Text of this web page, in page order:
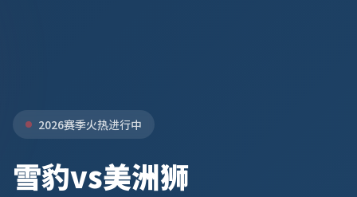
2026赛季火热进行中
雪豹vs美洲狮